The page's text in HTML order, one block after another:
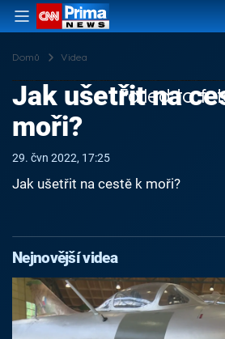
Domů Videa
Failed to
Jak ušetřit na
moři?
29. čvn 2022, 17:25
Jak ušetřit na cestě k moři?
Nejnovější videa